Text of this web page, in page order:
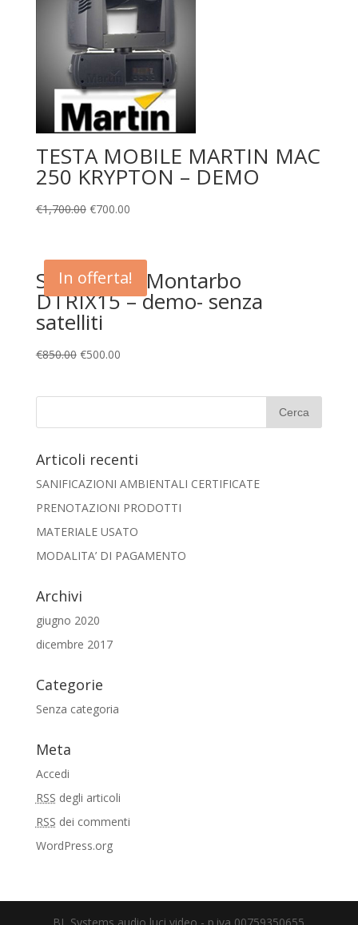
TESTA MOBILE MARTIN MAC
250 KRYPTON – DEMO
€1,700.00 €700.00
In offerta!
Subwoofer Montarbo
DTRIX15 – demo- senza
satelliti
€850.00 €500.00
Articoli recenti
SANIFICAZIONI AMBIENTALI CERTIFICATE
PRENOTAZIONI PRODOTTI
MATERIALE USATO
MODALITA’ DI PAGAMENTO
Archivi
giugno 2020
dicembre 2017
Categorie
Senza categoria
Meta
Accedi
RSS degli articoli
RSS dei commenti
WordPress.org